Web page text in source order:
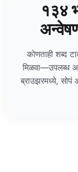
१३४
कोणताही शब्द
मिळवा—उपलब्ध
ब्राउझरमध्ये,